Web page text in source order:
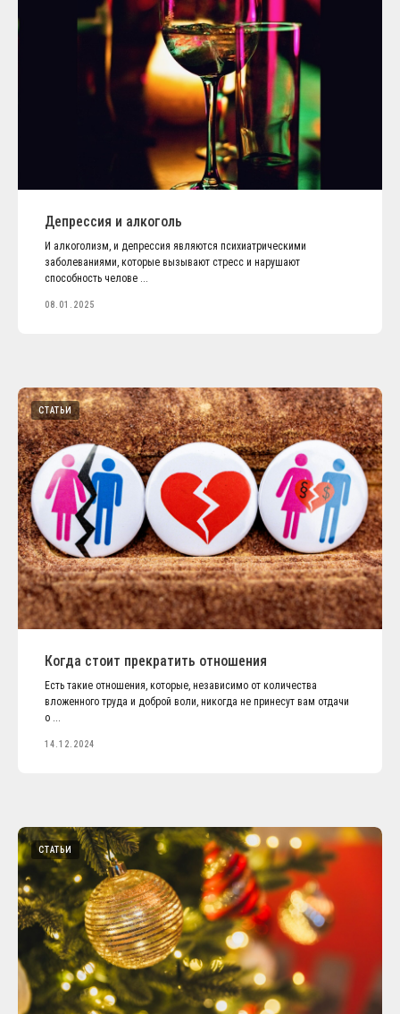
Депрессия и алкоголь
И алкоголизм, и депрессия являются психиатрическими
заболеваниями, которые вызывают стресс и нарушают
способность челове ...
08.01.2025
СТАТЬИ
Когда стоит прекратить отношения
Есть такие отношения, которые, независимо от количества
вложенного труда и доброй воли, никогда не принесут вам отдачи
о ...
14.12.2024
СТАТЬИ